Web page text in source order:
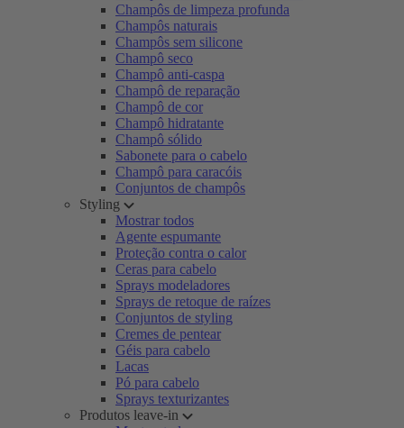
Champôs de limpeza profunda
Champôs naturais
Champôs sem silicone
Champô seco
Champô anti-caspa
Champô de reparação
Champô de cor
Champô hidratante
Champô sólido
Sabonete para o cabelo
Champô para caracóis
Conjuntos de champôs
Styling
Mostrar todos
Agente espumante
Proteção contra o calor
Ceras para cabelo
Sprays modeladores
Sprays de retoque de raízes
Conjuntos de styling
Cremes de pentear
Géis para cabelo
Lacas
Pó para cabelo
Sprays texturizantes
Produtos leave-in